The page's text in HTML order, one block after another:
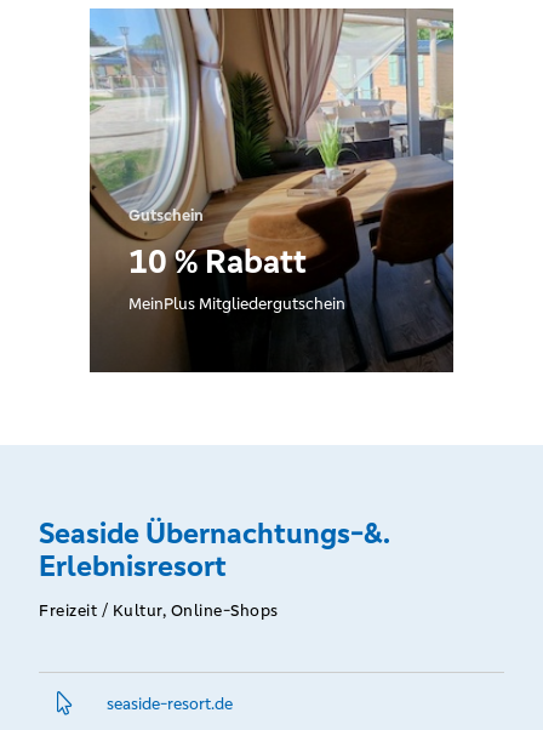
Gutschein
10 % Rabatt
MeinPlus Mitgliedergutschein
Seaside Übernachtungs-&.
Erlebnisresort
Freizeit / Kultur, Online-Shops
seaside-resort.­de